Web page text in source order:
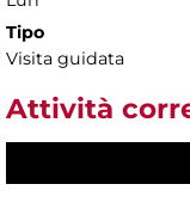
Tipo
Visita guidata
Attività